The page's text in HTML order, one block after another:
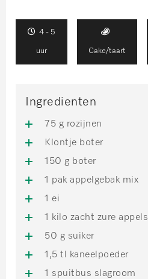
4 - 5
uur Cake/taart
Ingredienten
75 g rozijnen
Klontje boter
150 g boter
1 pak appelgebak mix
1 ei
1 kilo zacht zure appels
50 g suiker
1,5 tl kaneelpoeder
1 spuitbus slagroom